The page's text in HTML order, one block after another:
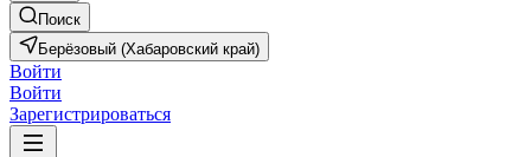
Поиск
Берёзовый (Хабаровский край)
Войти
Войти
Зарегистрироваться